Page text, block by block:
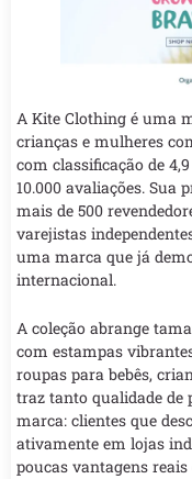
A Kite Clothing é uma
crianças e mulheres
com classificação de
10.000 avaliações. Sua
mais de 500
varejistas
uma marca que já
internacional.
A coleção abrange
com estampas
roupas para bebês,
traz tanto qualidade de
marca: clientes que
ativamente em lojas
poucas vantagens